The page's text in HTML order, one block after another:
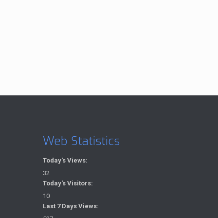
Web Statistics
Today's Views:
32
Today's Visitors:
10
Last 7 Days Views: